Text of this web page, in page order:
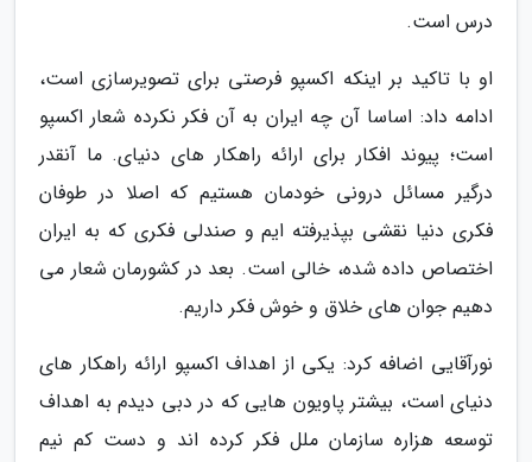
درس است.
او با تاکید بر اینکه اکسپو فرصتی برای تصویرسازی است،
ادامه داد: اساسا آن چه ایران به آن فکر نکرده شعار اکسپو
است؛ پیوند افکار برای ارائه راهکار های دنیای. ما آنقدر
درگیر مسائل درونی خودمان هستیم که اصلا در طوفان
فکری دنیا نقشی بپذیرفته ایم و صندلی فکری که به ایران
اختصاص داده شده، خالی است. بعد در کشورمان شعار می
دهیم جوان های خلاق و خوش فکر داریم.
نورآقایی اضافه کرد: یکی از اهداف اکسپو ارائه راهکار های
دنیای است، بیشتر پاویون هایی که در دبی دیدم به اهداف
توسعه هزاره سازمان ملل فکر کرده اند و دست کم نیم